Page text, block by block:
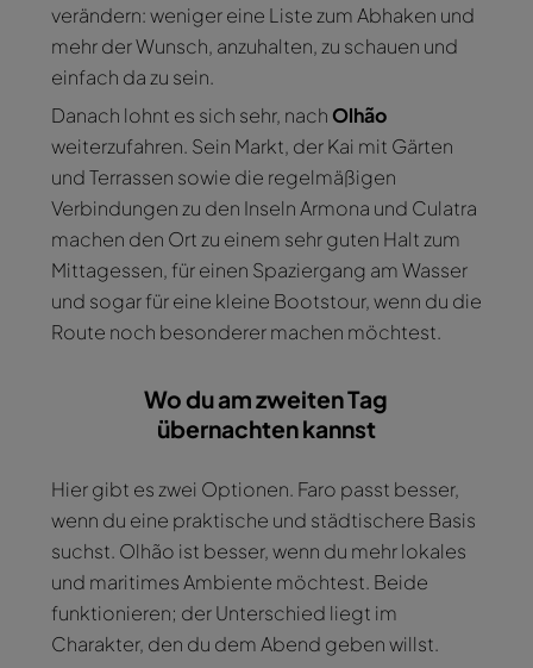
verändern: weniger eine Liste zum Abhaken und
mehr der Wunsch, anzuhalten, zu schauen und
einfach da zu sein.
Danach lohnt es sich sehr, nach Olhão
weiterzufahren. Sein Markt, der Kai mit Gärten
und Terrassen sowie die regelmäßigen
Verbindungen zu den Inseln Armona und Culatra
machen den Ort zu einem sehr guten Halt zum
Mittagessen, für einen Spaziergang am Wasser
und sogar für eine kleine Bootstour, wenn du die
Route noch besonderer machen möchtest.
Wo du am zweiten Tag
übernachten kannst
Hier gibt es zwei Optionen. Faro passt besser,
wenn du eine praktische und städtischere Basis
suchst. Olhão ist besser, wenn du mehr lokales
und maritimes Ambiente möchtest. Beide
funktionieren; der Unterschied liegt im
Charakter, den du dem Abend geben willst.